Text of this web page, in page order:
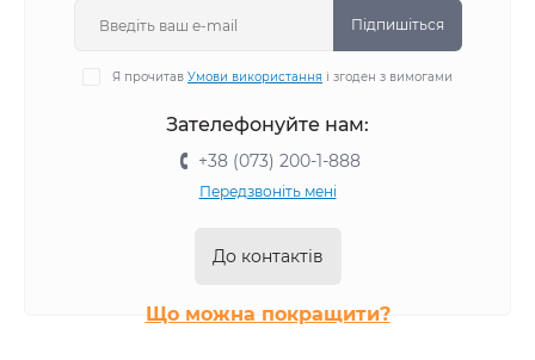
Підпишіться
Я прочитав Умови використання і згоден з вимогами
Зателефонуйте нам:
+38 (073) 200-1-888
Передзвоніть мені
До контактів
Що можна покращити?